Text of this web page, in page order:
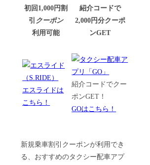
初回1,000円割
引 クーポン
利用可能
紹介コードで
2,000円分クーポ
ンGET
エスライドは
こちら！
紹介コードでクー
ポンGET！
GOはこちら！
新規乗車割引クーポンが利用でき
る、おすすめのタクシー配車アプ